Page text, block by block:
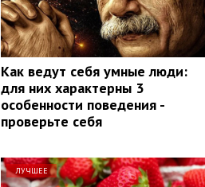
Как ведут себя умные люди:
для них характерны 3
особенности поведения -
проверьте себя
ЛУЧШЕЕ